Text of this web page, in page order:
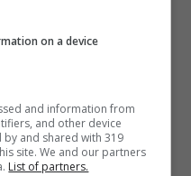
tra la
insieme
Secca , accanto alla
anche la
on a device
and information from
and other device
by and shared with 319
site. We and our partners
List of partners.